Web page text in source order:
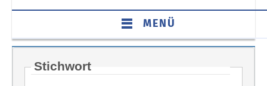
MENÜ
Stichwort